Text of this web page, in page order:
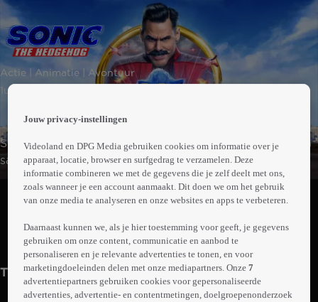
page
Actie | Animatie | Avontuur
1uur34min
Sonic en zijn nieuwe beste vriend, sheriff Tom, proberen
samen de slechterik Dr. Robotnik te stoppen en de
wereld te redden.
Abonneren op Videoland
info
Trailers
Jouw privacy-instellingen
Videoland en DPG Media gebruiken cookies om informatie over je
apparaat, locatie, browser en surfgedrag te verzamelen. Deze
informatie combineren we met de gegevens die je zelf deelt met ons,
zoals wanneer je een account aanmaakt. Dit doen we om het gebruik
van onze media te analyseren en onze websites en apps te verbeteren.
Daarnaast kunnen we, als je hier toestemming voor geeft, je gegevens
gebruiken om onze content, communicatie en aanbod te
personaliseren en je relevante advertenties te tonen, en voor
marketingdoeleinden delen met onze mediapartners. Onze7
advertentiepartners gebruiken cookies voor gepersonaliseerde
advertenties, advertentie- en contentmetingen, doelgroepenonderzoek